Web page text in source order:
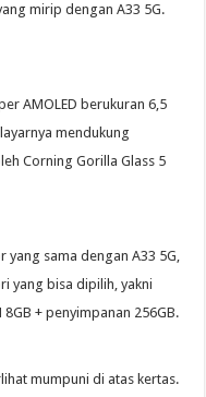
mirip dengan A33 5G.
AMOLED berukuran 6,5
mendukung
Corning Gorilla Glass 5
yang sama dengan A33 5G,
yang bisa dipilih, yakni
8GB + penyimpanan 256GB.
mumpuni di atas kertas.